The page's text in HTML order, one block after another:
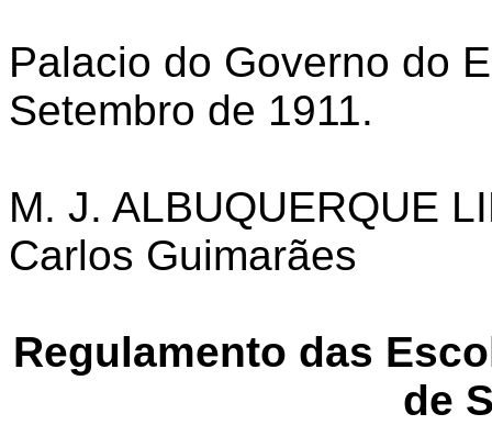
Palacio do Governo do
Setembro de 1911.
M. J. ALBUQUERQUE
Carlos Guimarães
Regulamento das
de